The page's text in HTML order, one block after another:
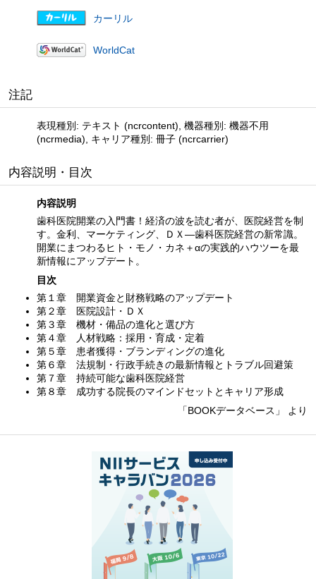
カーリル
WorldCat
注記
表現種別: テキスト (ncrcontent), 機器種別: 機器不用
(ncrmedia), キャリア種別: 冊子 (ncrcarrier)
内容説明・目次
内容説明
歯科医院開業の入門書！経済の波を読む者が、医院経営を制
す。金利、マーケティング、ＤＸ―歯科医院経営の新常識。
開業にまつわるヒト・モノ・カネ＋αの実践的ハウツーを最
新情報にアップデート。
目次
第１章 開業資金と財務戦略のアップデート
第２章 医院設計・ＤＸ
第３章 機材・備品の進化と選び方
第４章 人材戦略：採用・育成・定着
第５章 患者獲得・ブランディングの進化
第６章 法規制・行政手続きの最新情報とトラブル回避策
第７章 持続可能な歯科医院経営
第８章 成功する院長のマインドセットとキャリア形成
「BOOKデータベース」 より